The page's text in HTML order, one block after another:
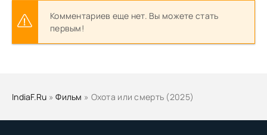
Комментариев еще нет. Вы можете стать
первым!
IndiaF.Ru »Фильм » Охота или смерть (2025)